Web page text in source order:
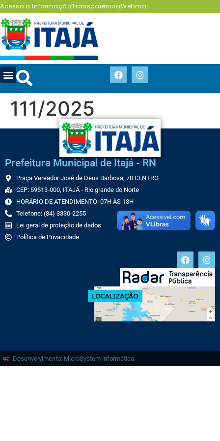
Acesso a InformaçãoTransparênciaWebmail
111/2025
Prefeitura Municipal de Itajá - RN
Praça Vereador José de Deus Barbosa, 70 CENTRO
CEP: 59513-000, ITAJÁ - Rio grande do Norte
HORÁRIO DE ATENDIMENTO: 07H ÀS 13H
Telefone: (84) 3330-2255
Lei geral de proteção de dados
Política de Privacidade
Desenvolvimento: MicroSystem informática